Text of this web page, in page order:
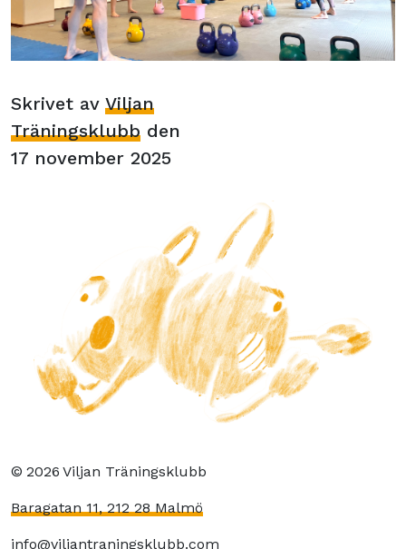
Skrivet av Viljan
Träningsklubb den
17 november 2025
© 2026 Viljan Träningsklubb
Baragatan 11, 212 28 Malmö
info@viljantraningsklubb.com